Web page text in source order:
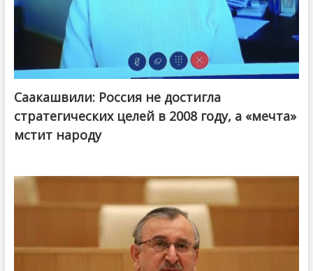
Саакашвили: Россия не достигла
стратегических целей в 2008 году, а «мечта»
мстит народу